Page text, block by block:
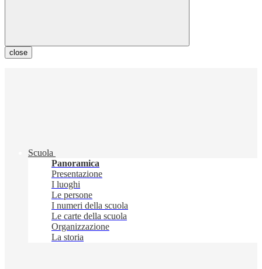
close
Scuola
Panoramica
Presentazione
I luoghi
Le persone
I numeri della scuola
Le carte della scuola
Organizzazione
La storia